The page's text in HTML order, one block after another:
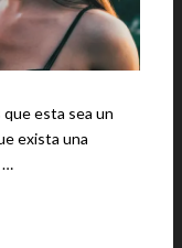
esta sea un
exista una
…